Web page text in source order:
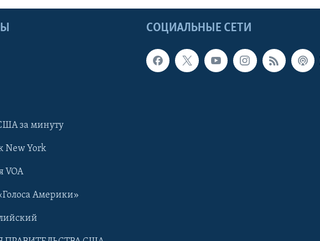
СОЦИАЛЬНЫЕ СЕТИ
за минуту
New York
VOA
Америки»